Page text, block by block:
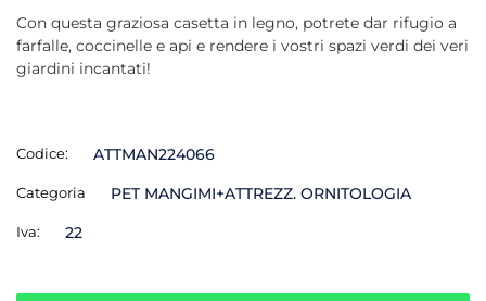
Con questa graziosa casetta in legno, potrete dar rifugio a
farfalle, coccinelle e api e rendere i vostri spazi verdi dei veri
giardini incantati!
Codice: ATTMAN224066
Categoria PET MANGIMI+ATTREZZ. ORNITOLOGIA
Iva: 22